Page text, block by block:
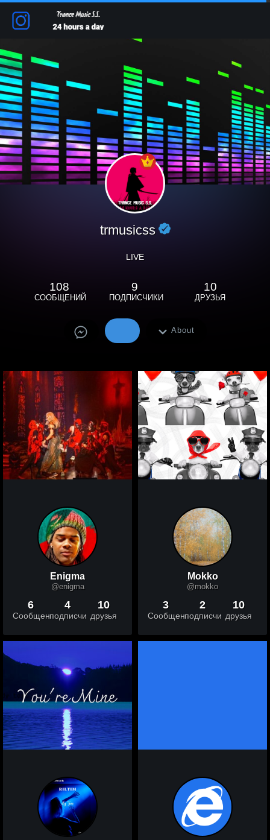
trmusicss
LIVE
108
СООБЩЕНИЙ
9
ПОДПИСЧИКИ
10
ДРУЗЬЯ
About
Enigma
@enigma
6
Сообщений
4
подписчики
10
друзья
Mokko
@mokko
3
Сообщений
2
подписчики
10
друзья